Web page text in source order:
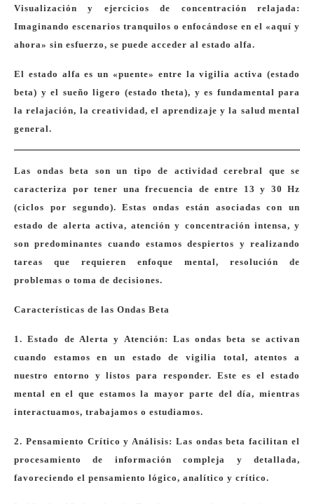
Visualización y ejercicios de concentración relajada:
Imaginando escenarios tranquilos o enfocándose en el «aquí y
ahora» sin esfuerzo, se puede acceder al estado alfa.
El estado alfa es un «puente» entre la vigilia activa (estado
beta) y el sueño ligero (estado theta), y es fundamental para
la relajación, la creatividad, el aprendizaje y la salud mental
general.
Las ondas beta son un tipo de actividad cerebral que se
caracteriza por tener una frecuencia de entre 13 y 30 Hz
(ciclos por segundo). Estas ondas están asociadas con un
estado de alerta activa, atención y concentración intensa, y
son predominantes cuando estamos despiertos y realizando
tareas que requieren enfoque mental, resolución de
problemas o toma de decisiones.
Características de las Ondas Beta
1. Estado de Alerta y Atención: Las ondas beta se activan
cuando estamos en un estado de vigilia total, atentos a
nuestro entorno y listos para responder. Este es el estado
mental en el que estamos la mayor parte del día, mientras
interactuamos, trabajamos o estudiamos.
2. Pensamiento Crítico y Análisis: Las ondas beta facilitan el
procesamiento de información compleja y detallada,
favoreciendo el pensamiento lógico, analítico y crítico.